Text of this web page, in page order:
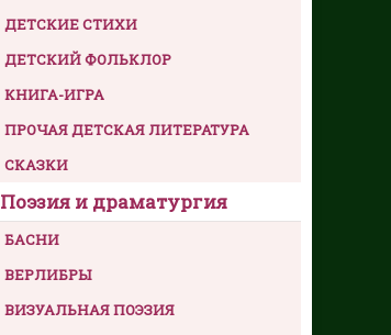
ДЕТСКИЕ СТИХИ
ДЕТСКИЙ ФОЛЬКЛОР
КНИГА-ИГРА
ПРОЧАЯ ДЕТСКАЯ ЛИТЕРАТУРА
СКАЗКИ
Поэзия и драматургия
БАСНИ
ВЕРЛИБРЫ
ВИЗУАЛЬНАЯ ПОЭЗИЯ